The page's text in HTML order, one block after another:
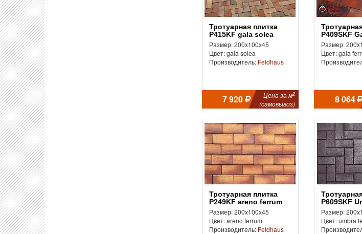
Тротуарная плитка
P415KF gala solea
Размер: 200x100x45
Цвет: gala solea
Производитель: Feldhaus
7 920 Цена за м2
(самовывоз)
Тротуарная плитка
P409SKF
Размер:
Цвет: gala
8 064
Тротуарная плитка
P249KF areno ferrum
Размер: 200x100x45
Цвет: areno ferrum
Производитель: Feldhaus
Тротуарная плитка
P609SKF
Размер:
Цвет: umbra